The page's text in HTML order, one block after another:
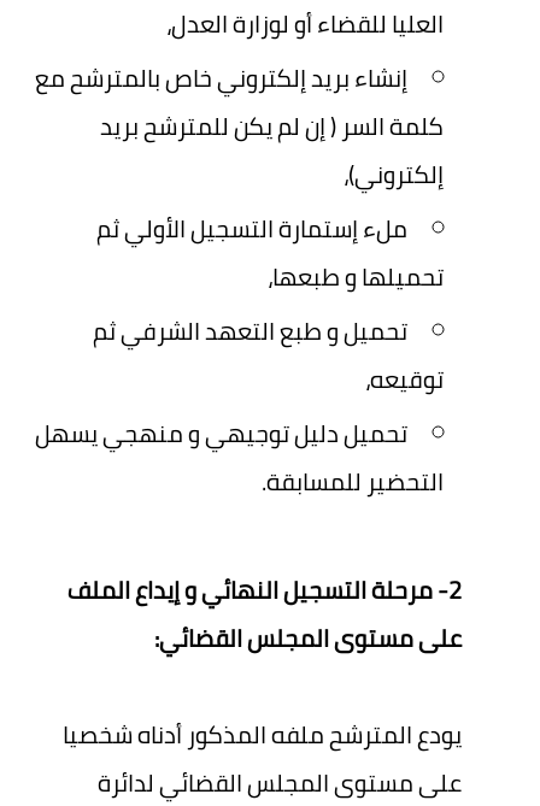
العليا للقضاء أو لوزارة العدل،
إنشاء بريد إلكتروني خاص بالمترشح مع
كلمة السر ( إن لم يكن للمترشح بريد
إلكتروني)،
ملء إستمارة التسجيل الأولي ثم
تحميلها و طبعها،
تحميل و طبع التعهد الشرفي ثم
توقيعه،
تحميل دليل توجيهي و منهجي يسهل
التحضير للمسابقة.
2- مرحلة التسجيل النهائي و إيداع الملف
على مستوى المجلس القضائي:
يودع المترشح ملفه المذكور أدناه شخصيا
على مستوى المجلس القضائي لدائرة